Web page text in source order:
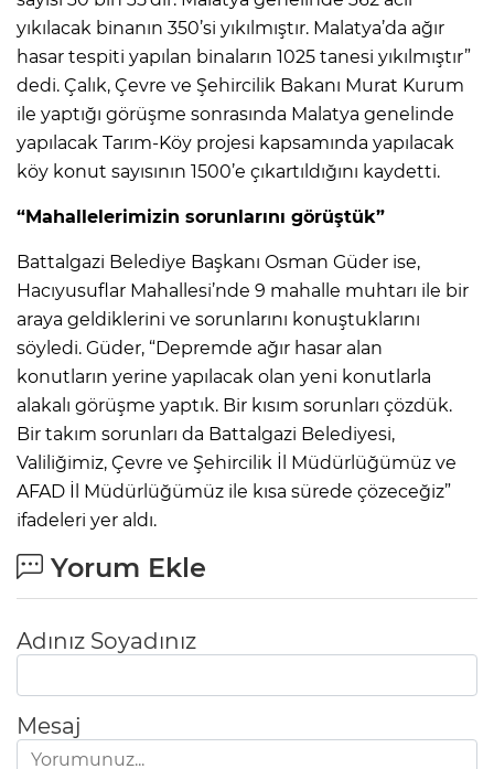
yıkılacak binanın 350’si yıkılmıştır. Malatya’da ağır
hasar tespiti yapılan binaların 1025 tanesi yıkılmıştır”
dedi. Çalık, Çevre ve Şehircilik Bakanı Murat Kurum
ile yaptığı görüşme sonrasında Malatya genelinde
yapılacak Tarım-Köy projesi kapsamında yapılacak
köy konut sayısının 1500’e çıkartıldığını kaydetti.
“Mahallelerimizin sorunlarını görüştük”
Battalgazi Belediye Başkanı Osman Güder ise,
Hacıyusuflar Mahallesi’nde 9 mahalle muhtarı ile bir
araya geldiklerini ve sorunlarını konuştuklarını
söyledi. Güder, “Depremde ağır hasar alan
konutların yerine yapılacak olan yeni konutlarla
alakalı görüşme yaptık. Bir kısım sorunları çözdük.
Bir takım sorunları da Battalgazi Belediyesi,
Valiliğimiz, Çevre ve Şehircilik İl Müdürlüğümüz ve
AFAD İl Müdürlüğümüz ile kısa sürede çözeceğiz”
ifadeleri yer aldı.
Yorum Ekle
Adınız Soyadınız
Mesaj